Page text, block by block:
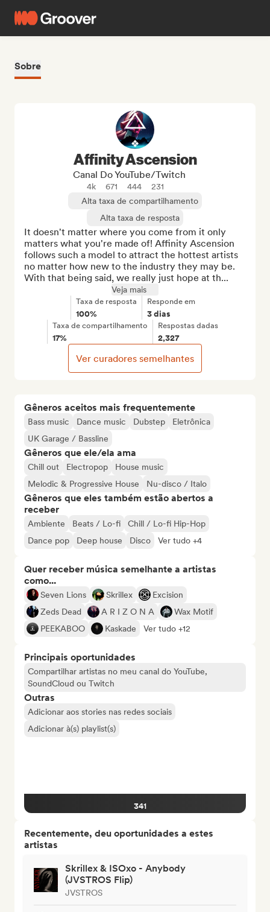
Sobre
Gêneros aceitos mais frequentemente
Bass music Dance music Dubstep
Eletrônica
UK Garage / Bassline
Gêneros que ele/ela ama
Chill out Electropop
House music
Melodic & Progressive House
Nu-disco / Italo
Gêneros que eles também estão abertos a
receber
Ambiente Beats / Lo-fi
Chill / Lo-fi Hip-Hop
Dance pop
Deep house Disco Ver tudo +4
Quer receber música semelhante a artistas
como...
Seven Lions Skrillex
Excision
Zeds Dead
A R I Z O N A
Wax Motif
PEEKABOO
Kaskade Ver tudo +12
Principais oportunidades
Compartilhar artistas no meu canal do YouTube,
SoundCloud ou Twitch
Outras
Adicionar aos stories nas redes sociais
Adicionar à(s) playlist(s)
341
Recentemente, deu oportunidades a estes
artistas
Skrillex & ISOxo - Anybody
(JVSTROS Flip)
JVSTROS
Affinity Ascension
Canal Do YouTube/Twitch
4k 671 444
231
Alta taxa de compartilhamento
Alta taxa de resposta
It doesn't matter where you come from it only
matters what you're made of! Affinity Ascension
follows such a model to attract the hottest artists
no matter how new to the industry they may be.
With that being said, we really just hope at th...
Veja mais
Taxa de resposta
100%
Responde em
3 dias
Taxa de compartilhamento
17%
Respostas dadas
2,327
Ver curadores semelhantes